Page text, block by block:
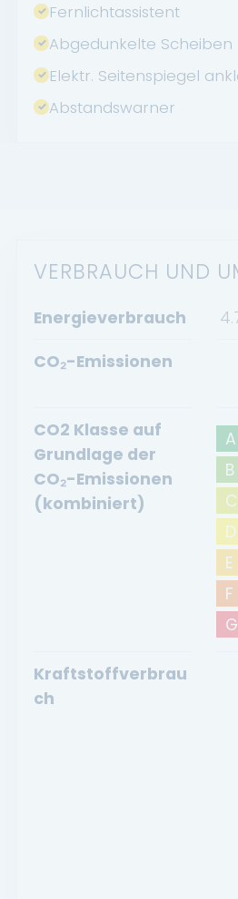
Fernlichtassistent
Abgedunkelte Scheiben
Elektr. Seitenspiegel
Abstandswarner
VERBRAUCH UND
Energieverbrauch
CO₂-Emissionen
CO2 Klasse auf
Grundlage der
CO₂-Emissionen
(kombiniert)
A
B
C
D
E
F
G
Kraftstoffverbrau
ch